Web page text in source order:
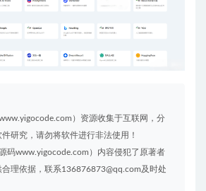
）资源收集于互联网，分
研究，请勿将软件进行非法使用！
码www.yigocode.com）内容侵犯了原著者
理依据，联系136876873@qq.com及时处